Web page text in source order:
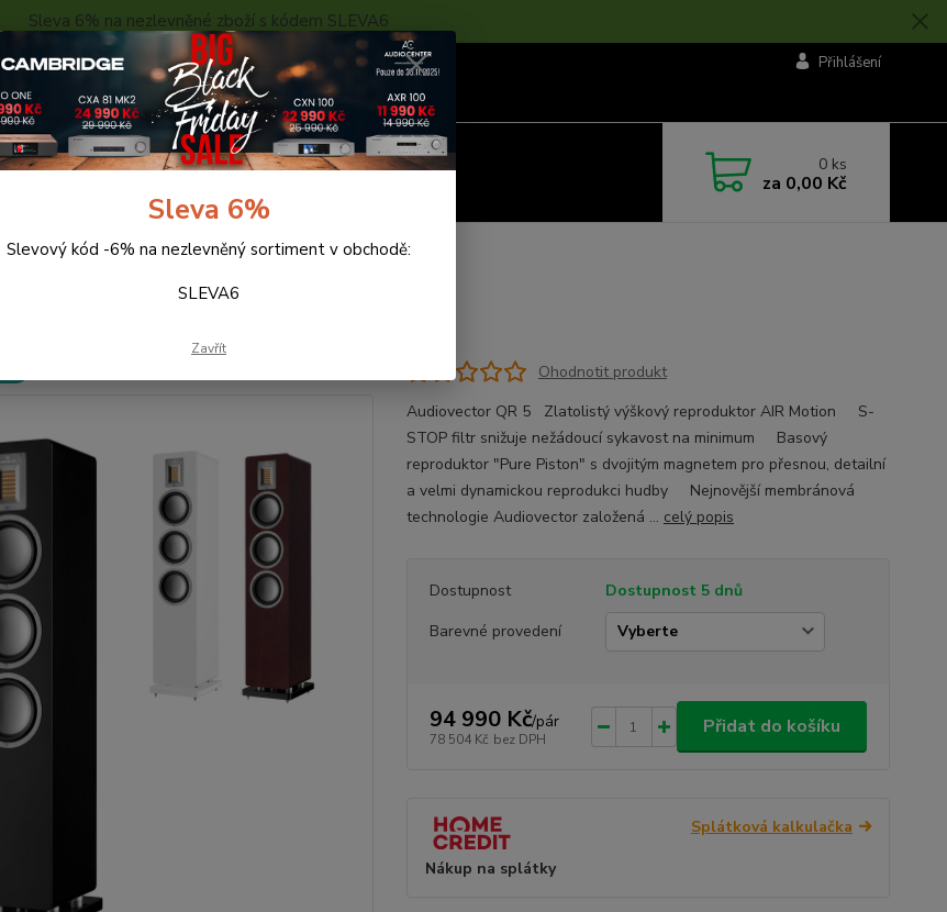
Sleva 6% na nezlevněné zboží s kódem SLEVA6
KONTAKTY O NÁS
POPTÁVKA ZBOŽÍ - KALKULACE
Přihlášení
Hledat 0 ks
za 0,00 Kč
AUDIOVECTOR QR5
QR5
Ohodnotit produkt
Audiovector QR 5 Zlatolistý výškový reproduktor AIR Motion S-
STOP filtr snižuje nežádoucí sykavost na minimum Basový
reproduktor "Pure Piston" s dvojitým magnetem pro přesnou, detailní
a velmi dynamickou reprodukci hudby Nejnovější membránová
technologie Audiovector založená ... celý popis
Dostupnost
Dostupnost 5 dnů
Barevné provedení
94 990 Kč/pár
78 504 Kč bez DPH
Přidat do košíku
Splátková kalkulačka
Nákup na splátky
Sleva 6%
Slevový kód -6% na nezlevněný sortiment v obchodě:
SLEVA6
Zavřít